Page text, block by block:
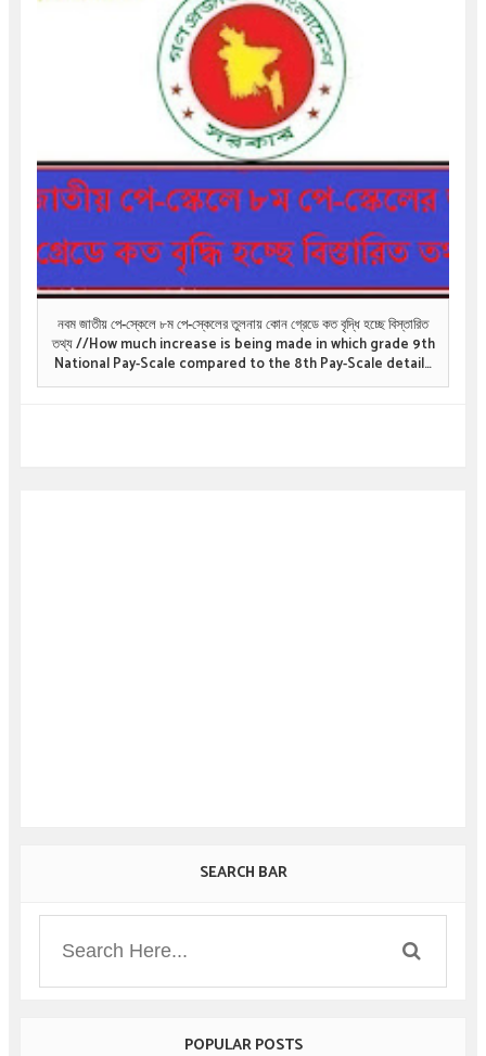
নবম জাতীয় পে-স্কেলে ৮ম পে-স্কেলের তুলনায় কোন গ্রেডে কত বৃদ্ধি হচ্ছে বিস্তারিত
তথ্য //How much increase is being made in which grade 9th
National Pay-Scale compared to the 8th Pay-Scale details
information .
SEARCH BAR
POPULAR POSTS